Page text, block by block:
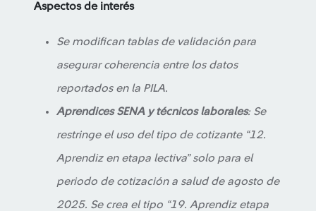
Aspectos de interés
Se modifican tablas de validación para
asegurar coherencia entre los datos
reportados en la PILA.
Aprendices SENA y técnicos laborales: Se
restringe el uso del tipo de cotizante “12.
Aprendiz en etapa lectiva” solo para el
periodo de cotización a salud de agosto de
2025. Se crea el tipo “19. Aprendiz etapa